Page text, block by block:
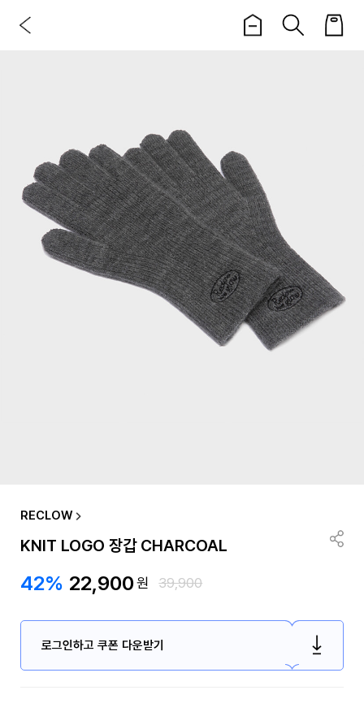
RECLOW
KNIT LOGO 장갑 CHARCOAL
42% 22,900원 39,900
로그인하고 쿠폰 다운받기